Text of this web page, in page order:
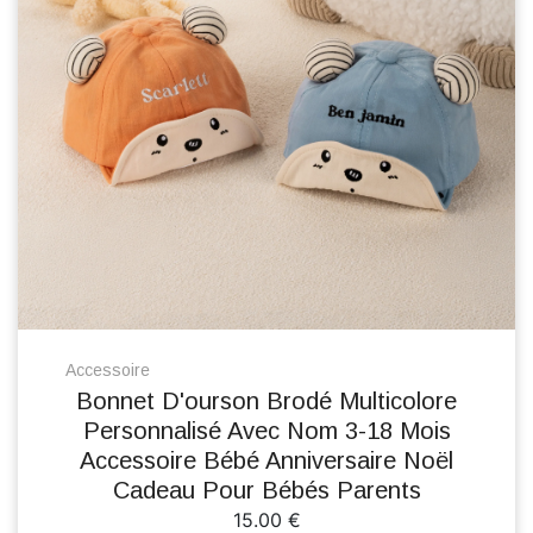
Accessoire
Bonnet D'ourson Brodé Multicolore
Personnalisé Avec Nom 3-18 Mois
Accessoire Bébé Anniversaire Noël
Cadeau Pour Bébés Parents
15.00 €